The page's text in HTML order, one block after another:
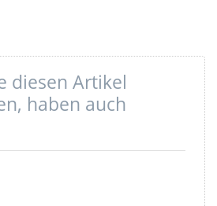
diesen Artikel
haben auch